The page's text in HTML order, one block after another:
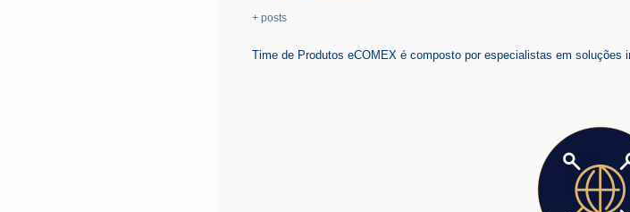
+ posts
Time de Produtos eCOMEX é composto por especialistas em